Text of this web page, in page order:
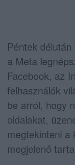
Péntek
a Meta
Facebook, az
felhasználók
be arról, hogy
oldalakat,
megtekinteni a
megjelenő